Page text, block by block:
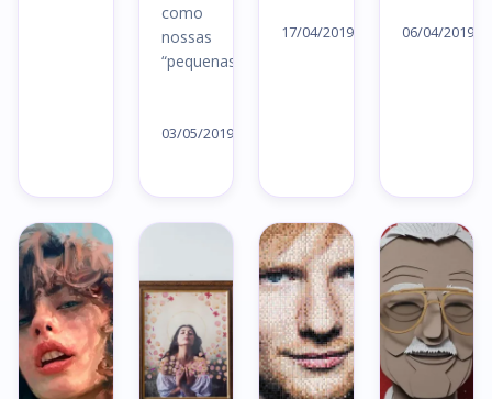
como
nossas
“pequenas”…
03/05/2019
17/04/2019 06/04/2019